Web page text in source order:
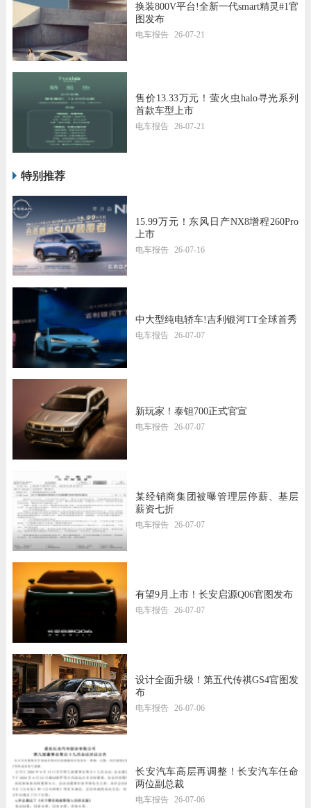
换装800V平台!全新一代smart精灵#1官
图发布
电车报告 26-07-21
售价13.33万元！萤火虫halo寻光系列
首款车型上市
电车报告 26-07-21
特别推荐
15.99万元！东风日产NX8增程260Pro
上市
电车报告 26-07-16
中大型纯电轿车!吉利银河TT全球首秀
电车报告 26-07-07
新玩家！泰钽700正式官宣
电车报告 26-07-07
某经销商集团被曝管理层停薪、基层
薪资七折
电车报告 26-07-07
有望9月上市！长安启源Q06官图发布
电车报告 26-07-07
设计全面升级！第五代传祺GS4官图发
布
电车报告 26-07-06
长安汽车高层再调整！长安汽车任命
两位副总裁
电车报告 26-07-06